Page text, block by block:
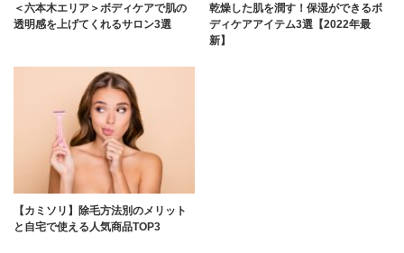
＜六本木エリア＞ボディケアで肌の
透明感を上げてくれるサロン3選
乾燥した肌を潤す！保湿ができるボ
ディケアアイテム3選【2022年最
新】
【カミソリ】除毛方法別のメリット
と自宅で使える人気商品TOP3